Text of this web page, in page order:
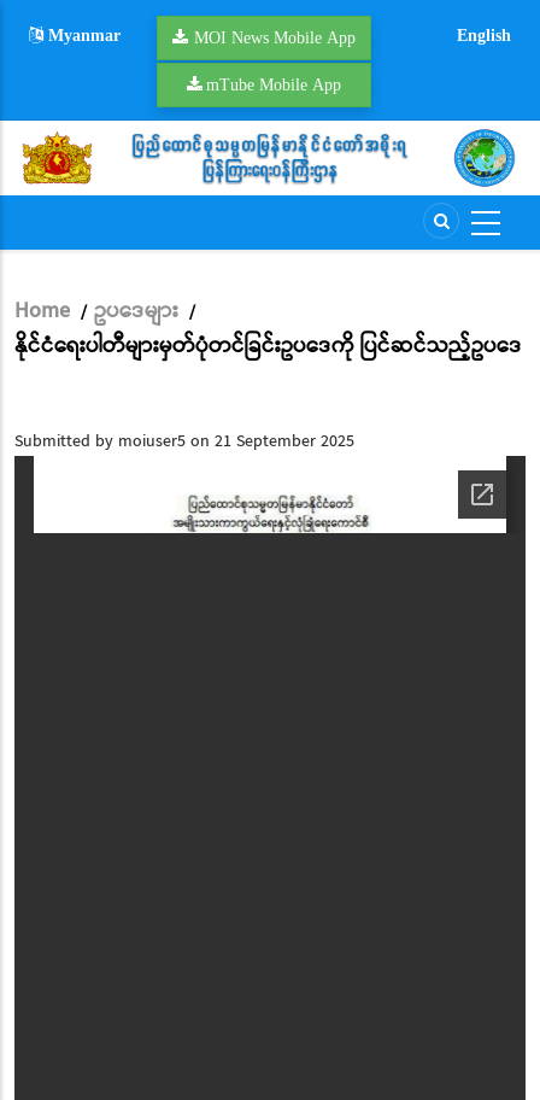
Myanmar MOI News Mobile App
mTube Mobile App
English
Breadcrumb
Home / ဥပဒေများ /
နိုင်ငံရေးပါတီများမှတ်ပုံတင်ခြင်းဥပဒေကို ပြင်ဆင်သည့်ဥပဒေ
Submitted by moiuser5on 21 September 2025